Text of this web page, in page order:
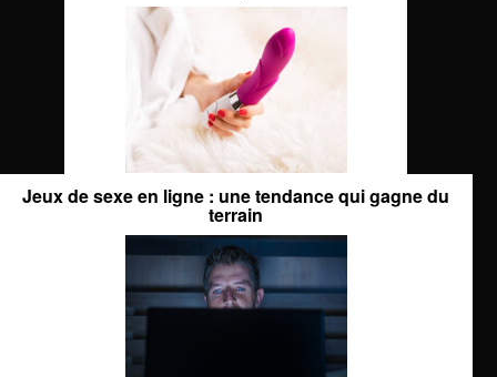
Jeux de sexe en ligne : une tendance qui gagne du
terrain